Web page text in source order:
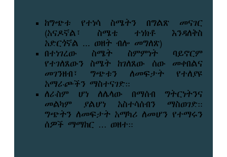
ከግጭቱ የተነሳ ስሜትን በግልጽ መናገር
(አናዶኛል፣ ስሜቴ ተነክቶ እንዳለቅስ
አድርጎኛል ... ወዘት ብሎ መግለጽ)
በተነገረው ስሜት ስምምነት ባይኖርም
የተገለጸውን ስሜት ከገለጸው ሰው መቀበልና
መገንዘብ፣ ግጭቱን ለመፍታት የተለያዩ
አማራጮችን ማስተናገድ።
ለራስም ሆነ ለሌላው በማሰብ ግትርነትንና
መልካም ያልሆነ አስተሳሰብን ማስወገድ።
ግጭትን ለመፍታት አማካሪ ለመሆን የተማሩን
ሰዎች ማማከር … ወዘተ።